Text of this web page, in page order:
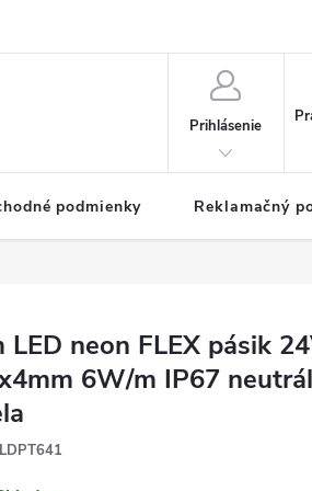
Prihlásenie
podmienky Reklamačný
LED neon FLEX pásik
6W/m IP67
LDPT641